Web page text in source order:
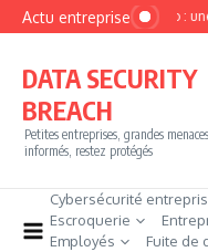
Aller au contenu
Actu entrepriseMyPhoto : une
DATA SECURITY
BREACH
Petites entreprises, grandes
informés, restez protégés
Cybersécurité
Escroquerie
Employés
Fuite de